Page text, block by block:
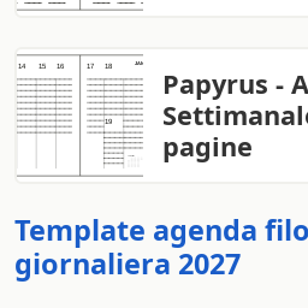
Papyrus -
pagine
Template agenda
giornaliera 2027